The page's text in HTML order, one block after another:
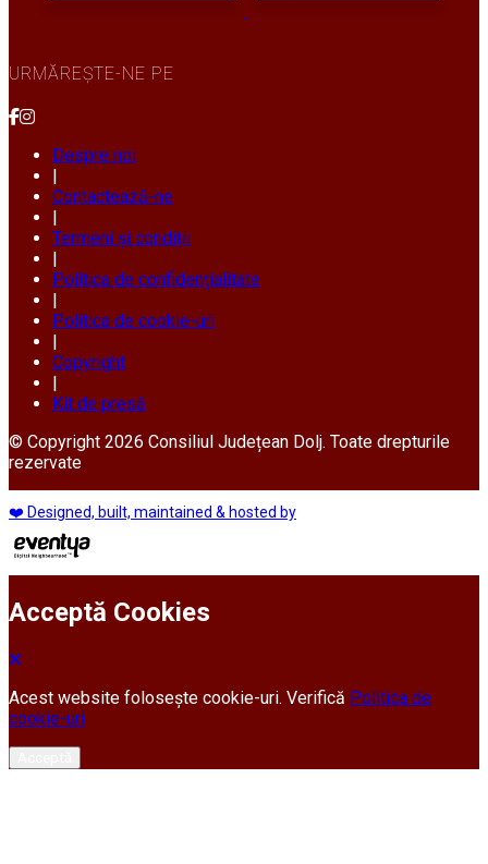
URMĂREȘTE-NE PE
Despre noi
|
Contactează-ne
|
Termeni și condiții
|
Politica de confidențialitate
|
Politica de cookie-uri
|
Copyright
|
Kit de presă
© Copyright 2026 Consiliul Județean Dolj. Toate drepturile
rezervate
❤️ Designed, built, maintained & hosted by
Acceptă Cookies
Acest website folosește cookie-uri. Verifică Politica de
cookie-uri